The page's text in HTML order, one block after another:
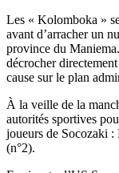
Les « Kolomboka »
avant d’arracher un
province du
décrocher
cause sur le plan
À la veille de la
autorités sportives
joueurs de Socozaki
(n°2).